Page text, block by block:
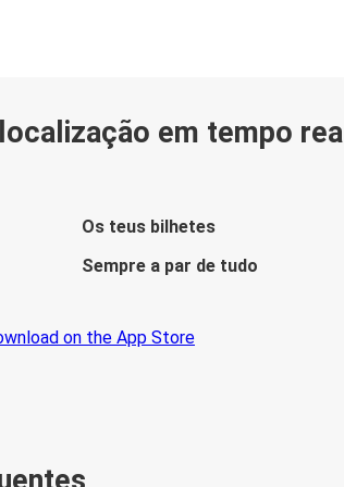
em tempo real
Os teus bilhetes
Sempre a par de tudo